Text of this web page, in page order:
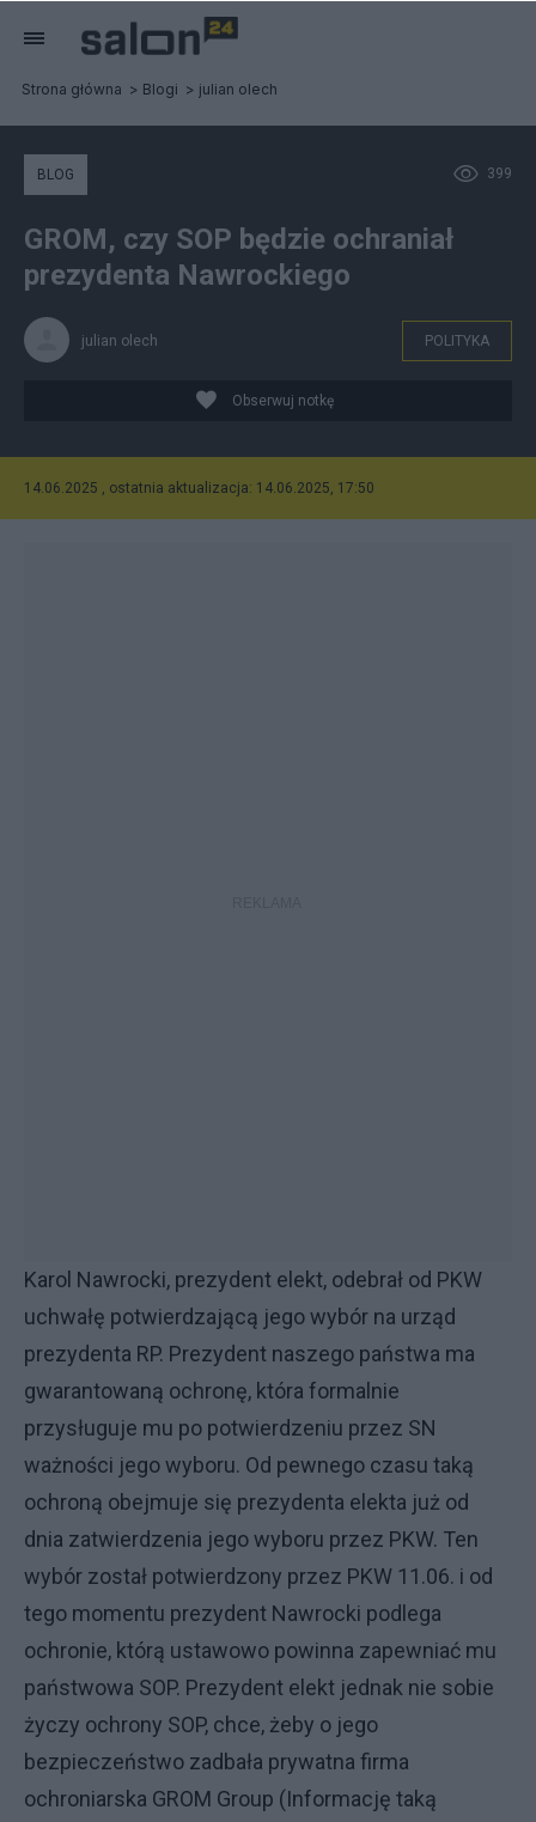
Strona główna Blogi julian olech
399
BLOG
GROM, czy SOP będzie ochraniał
prezydenta Nawrockiego
julian olech POLITYKA
Obserwuj notkę
14.06.2025 , ostatnia aktualizacja: 14.06.2025, 17:50
Karol Nawrocki, prezydent elekt, odebrał od PKW
uchwałę potwierdzającą jego wybór na urząd
prezydenta RP. Prezydent naszego państwa ma
gwarantowaną ochronę, która formalnie
przysługuje mu po potwierdzeniu przez SN
ważności jego wyboru. Od pewnego czasu taką
ochroną obejmuje się prezydenta elekta już od
dnia zatwierdzenia jego wyboru przez PKW. Ten
wybór został potwierdzony przez PKW 11.06. i od
tego momentu prezydent Nawrocki podlega
ochronie, którą ustawowo powinna zapewniać mu
państwowa SOP. Prezydent elekt jednak nie sobie
życzy ochrony SOP, chce, żeby o jego
bezpieczeństwo zadbała prywatna firma
ochroniarska GROM Group (Informację taką